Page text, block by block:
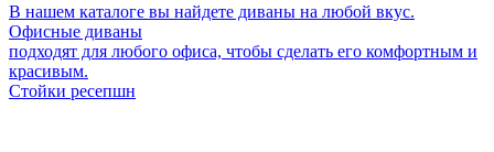
В нашем каталоге вы найдете диваны на любой вкус.
Офисные диваны
подходят для любого офиса, чтобы сделать его комфортным и
красивым.
Стойки ресепшн